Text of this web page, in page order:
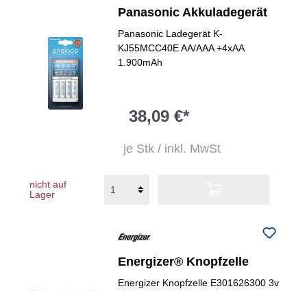
Panasonic Akkuladegerät
Panasonic Ladegerät K-
KJ55MCC40E AA/AAA +4xAA
1.900mAh
38,09 €*
je Stk / inkl. MwSt
nicht auf
Lager
Energizer® Knopfzelle
Energizer Knopfzelle E301626300 3v